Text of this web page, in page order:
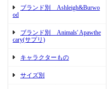
ブランド別 Ashleigh&Burwo
od
ブランド別 Animals' Apawthe
cary(サプリ)
キャラクターもの
サイズ別